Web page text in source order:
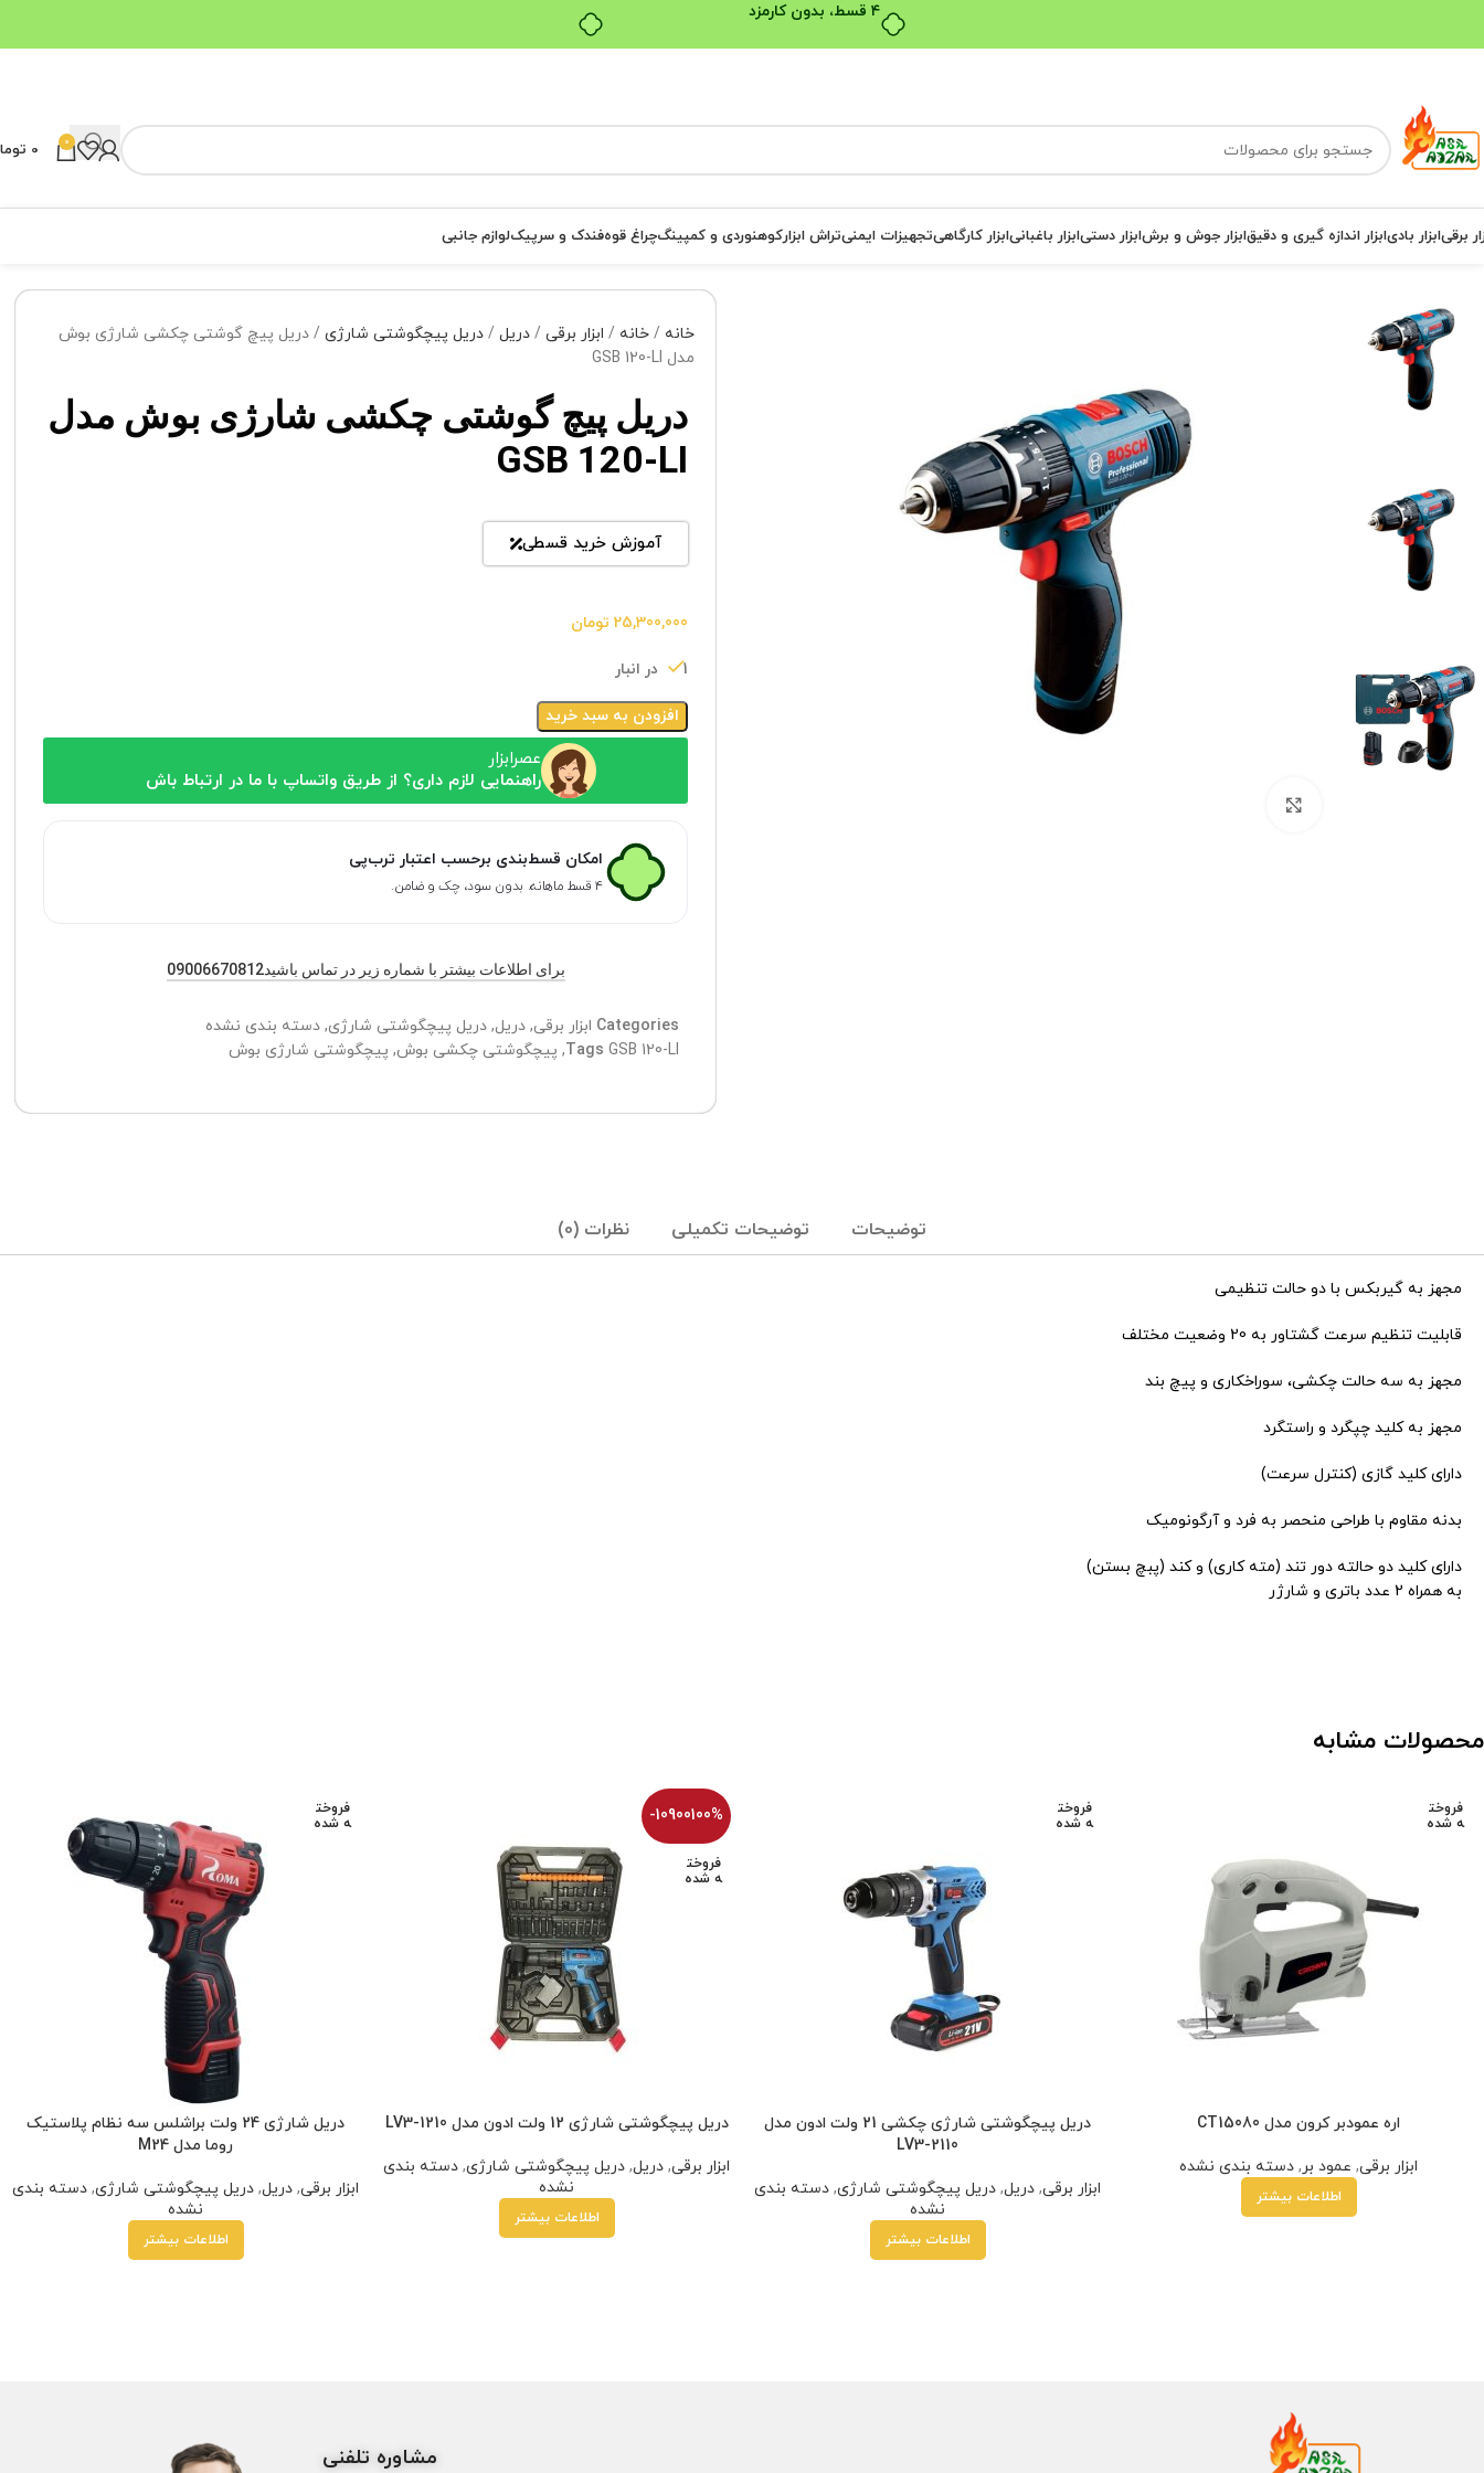
بدون ضامن، بدون سود
0
0
برقیابزار بادیابزار اندازه گیری و دقیقابزار جوش و برشابزار دستیابزار باغبانیابزار کارگاهیتجهیزات ایمنیتراش ابزارکوهنوردی و کمپینگچراغ قوهفندک و سرپیکلوازم جانبی
خانه خانه ابزار برقی دریل دریل پیچگوشتی شارژی
دریل پیچ گوشتی چکشی شارژی بوش
مدل GSB 120-LI
دریل پیچ گوشتی چکشی شارژی بوش مدل
GSB 120-LI
آموزش خرید قسطی
25,300,000 تومان
1 در انبار
افزودن به سبد خرید
عصرابزار
راهنمایی لازم داری؟ از طریق واتساپ با ما در ارتباط باش
امکان قسط‌بندی برحسب اعتبار ترب‌پی
۴ قسط ماهانه. بدون سود، چک و ضامن.
برای اطلاعات بیشتر با شماره زیر در تماس باشید09006670812
Categories ابزار برقی, دریل, دریل پیچگوشتی شارژی, دسته بندی نشده
Tags GSB 120-LI
, پیچگوشتی چکشی بوش, پیچگوشتی شارژی بوش
توضیحات توضیحات تکمیلی نظرات (0)
مجهز به گیربکس با دو حالت تنظیمی
قابلیت تنظیم سرعت گشتاور به 20 وضعیت مختلف
مجهز به سه حالت چکشی، سوراخکاری و پیچ بند
مجهز به کلید چپگرد و راستگرد
دارای کلید گازی (کنترل سرعت)
بدنه مقاوم با طراحی منحصر به فرد و آرگونومیک
دارای کلید دو حالته دور تند (مته کاری) و کند (پبچ بستن)
به همراه 2 عدد باتری و شارژر
محصولات مشابه
فروخت
ه شده
اره عمودبر کرون مدل CT15080
ابزار برقی, عمود بر , دسته بندی نشده
اطلاعات بیشتر
فروخت
ه شده
دریل پیچگوشتی شارژی چکشی 21 ولت ادون مدل
LV3-2110
ابزار برقی, دریل, دریل پیچگوشتی شارژی, دسته بندی
نشده
اطلاعات بیشتر
-10900100%
فروخت
ه شده
دریل پیچگوشتی شارژی 12 ولت ادون مدل LV3-1210
ابزار برقی, دریل, دریل پیچگوشتی شارژی, دسته بندی
نشده
اطلاعات بیشتر
فروخت
ه شده
دریل شارژی 24 ولت براشلس سه نظام پلاستیک
روما مدل M24
ابزار برقی, دریل, دریل پیچگوشتی شارژی, دسته بندی
نشده
اطلاعات بیشتر
مشاوره تلفنی